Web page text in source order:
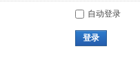
自动登录
登录